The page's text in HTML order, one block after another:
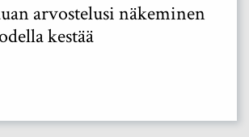
arvostelusi näkeminen
kestää